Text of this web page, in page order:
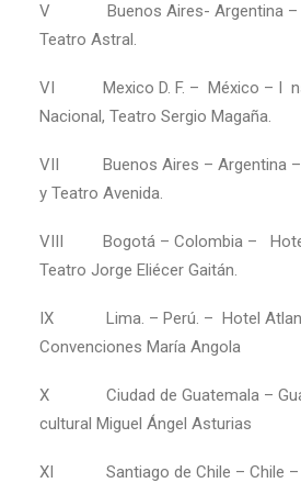
V Buenos Aires- Argentina –
Teatro Astral.
VI Mexico D. F. – México – I
Nacional, Teatro Sergio Magaña.
VII Buenos Aires – Argentina –
y Teatro Avenida.
VIII Bogotá – Colombia – Hotel
Teatro Jorge Eliécer Gaitán.
IX Lima. – Perú. – Hotel
Convenciones María Angola
X Ciudad de Guatemala –
cultural Miguel Ángel Asturias
XI Santiago de Chile – Chile –